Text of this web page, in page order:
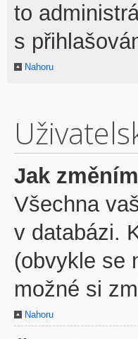
to
s
Nahoru
Jak
Všechna
v databázi.
(obvykle se
možné si
Nahoru